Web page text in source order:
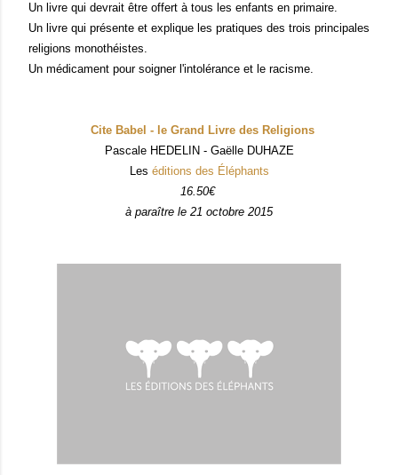
Un livre qui devrait être offert à tous les enfants en primaire.
Un livre qui présente et explique les pratiques des trois principales
religions monothéistes.
Un médicament pour soigner l'intolérance et le racisme.
Cite Babel - le Grand Livre des Religions
Pascale HEDELIN - Gaëlle DUHAZE
Les éditions des Éléphants
16.50€
à paraître le 21 octobre 2015